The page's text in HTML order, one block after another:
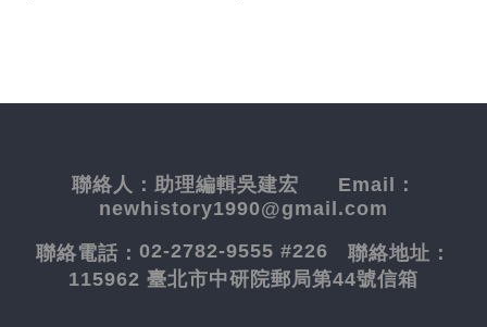
聯絡人： 助理編輯吳建宏 Email：
newhistory1990@gmail.com
聯絡電話： 02-2782-9555 #226 聯絡地址：
115962 臺北市中研院郵局第44號信箱